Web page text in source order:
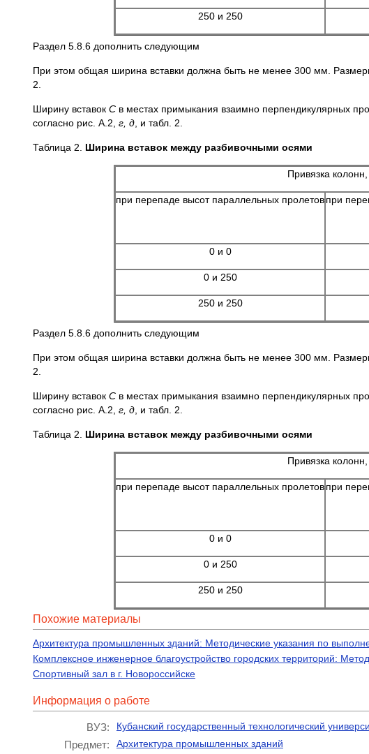
250 и 250
Раздел 5.8.6 дополнить следующим
При этом общая ширина вставки должна быть не менее 300 мм.
2.
Ширину вставок С в местах примыкания взаимно перпендикулярных
согласно рис. А.2, г, д , и табл. 2.
Таблица 2. Ширина вставок между разбивочными осями
Привязка
при перепаде высот параллельных пролетовпри
0 и 0
0 и 250
250 и 250
Раздел 5.8.6 дополнить следующим
При этом общая ширина вставки должна быть не менее 300 мм.
2.
Ширину вставок С в местах примыкания взаимно перпендикулярных
согласно рис. А.2, г, д , и табл. 2.
Таблица 2. Ширина вставок между разбивочными осями
Привязка
при перепаде высот параллельных пролетовпри
0 и 0
0 и 250
250 и 250
Похожие материалы
Архитектура промышленных зданий: Методические указания по
Комплексное инженерное благоустройство городских территорий:
Спортивный зал в г. Новороссийске
Информация о работе
ВУЗ: Кубанский государственный технологический
Предмет: Архитектура промышленных зданий